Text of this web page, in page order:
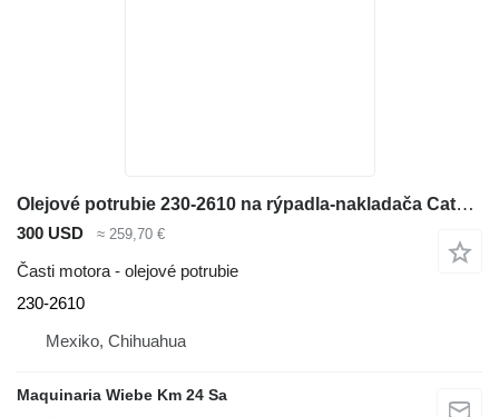
Olejové potrubie 230-2610 na rýpadla-nakladača Caterpillar 416E
300 USD ≈ 259,70 €
Časti motora - olejové potrubie
230-2610
Mexiko, Chihuahua
Maquinaria Wiebe Km 24 Sa